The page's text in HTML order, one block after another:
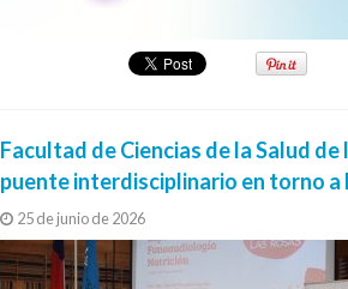
Facultad de Ciencias de la Salud
puente interdisciplinario en torno a
25 de junio de 2026